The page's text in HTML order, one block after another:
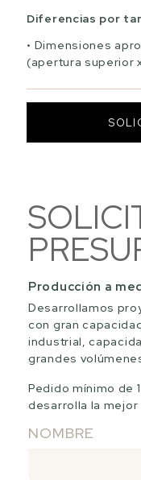
Diferencias por
Dimensiones
(apertura superior
Producción a
Desarrollamos
con gran
industrial,
grandes
Pedido mínimo de
desarrolla la mejor
NOMBRE